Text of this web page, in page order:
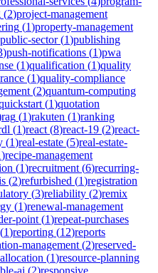
(2)project-management
(1)property-management
public-sector(1)publishing
)push-notifications (1)pwa
(1)qualification (1)quality
(1)quality-compliance
(2)quantum-computing
(1)quotation
rag (1)rakuten (1)ranking
(1)react (8)react-19 (2)react-
(1)real-estate (5)real-estate-
)recipe-management
(1)recruitment (6)recurring-
(2)refurbished (1)registration
(3)reliability (2)remix
(1)renewal-management
point (1)repeat-purchases
(1)reporting (12)reports
management (2)reserved-
(1)resource-planning
ai (2)responsive